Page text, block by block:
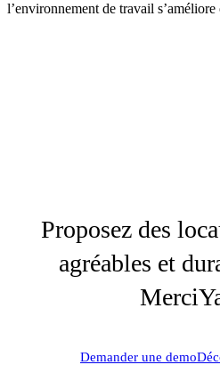
l’environnement de travail s’améliore
Proposez des
agréables et
Demander une demo